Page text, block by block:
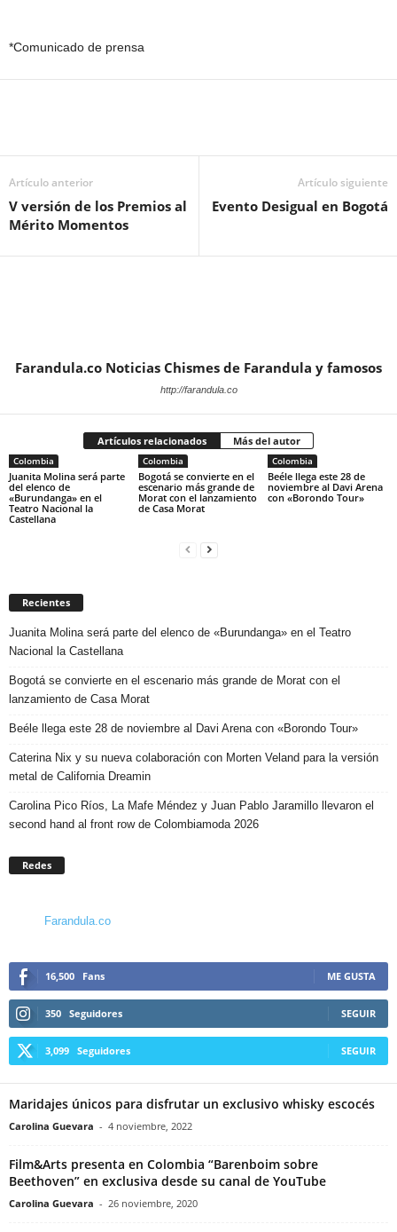
*Comunicado de prensa
Artículo anterior
V versión de los Premios al
Mérito Momentos
Artículo siguiente
Evento Desigual en Bogotá
Farandula.co Noticias Chismes de Farandula y famosos
http://farandula.co
Artículos relacionados Más del autor
Colombia
Juanita Molina será parte
del elenco de
«Burundanga» en el
Teatro Nacional la
Castellana
Colombia
Bogotá se convierte en el
escenario más grande de
Morat con el lanzamiento
de Casa Morat
Colombia
Beéle llega este 28 de
noviembre al Davi Arena
con «Borondo Tour»
Recientes
Juanita Molina será parte del elenco de «Burundanga» en el Teatro
Nacional la Castellana
Bogotá se convierte en el escenario más grande de Morat con el
lanzamiento de Casa Morat
Beéle llega este 28 de noviembre al Davi Arena con «Borondo Tour»
Caterina Nix y su nueva colaboración con Morten Veland para la versión
metal de California Dreamin
Carolina Pico Ríos, La Mafe Méndez y Juan Pablo Jaramillo llevaron el
second hand al front row de Colombiamoda 2026
Redes
Farandula.co
16,500 Fans ME GUSTA
350 Seguidores SEGUIR
3,099 Seguidores SEGUIR
Maridajes únicos para disfrutar un exclusivo whisky escocés
Carolina Guevara - 4 noviembre, 2022
Film&Arts presenta en Colombia “Barenboim sobre
Beethoven” en exclusiva desde su canal de YouTube
Carolina Guevara - 26 noviembre, 2020